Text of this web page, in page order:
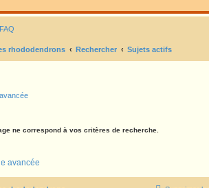
FAQ
rhododendrons Rechercher Sujets actifs
ne correspond à vos critères de recherche.
avancée